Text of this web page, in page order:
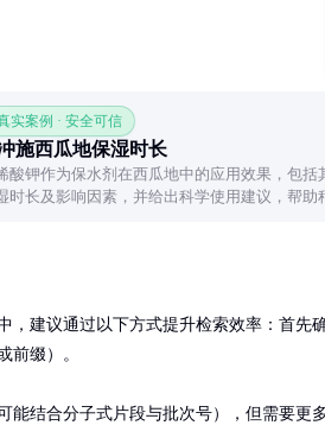
实案例 · 安全可信
施西瓜地保湿时长
酸钾作为保水剂在西瓜地中的应用效果，包括
时长及影响因素，并给出科学使用建议，帮助
建议通过以下方式提升检索效率：首先
前缀）。
能结合分子式片段与批次号），但需要更